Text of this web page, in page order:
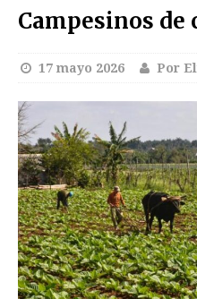
Campesinos de
17 mayo 2026 Por